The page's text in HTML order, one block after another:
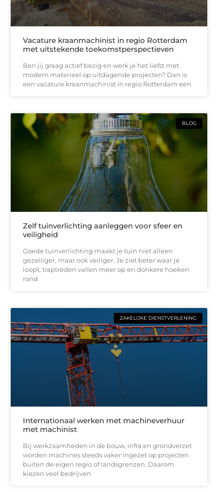
Vacature kraanmachinist in regio Rotterdam
met uitstekende toekomstperspectieven
Ben jij graag actief bezig en werk je het liefst met
modern materieel op uitdagende projecten? Dan is
een vacature kraanmachinist in regio Rotterdam een
BLOG
Zelf tuinverlichting aanleggen voor sfeer en
veiligheid
Goede tuinverlichting maakt je tuin niet alleen
gezelliger, maar ook veiliger. Je ziet beter waar je
loopt, traptreden vallen meer op en donkere hoeken
rond
ZAKELIJKE DIENSTVERLENING
Internationaal werken met machineverhuur
met machinist
Bij werkzaamheden in de bouw, infra en grondverzet
worden machines steeds vaker ingezet op projecten
buiten de eigen regio of landsgrenzen. Daarom
kiezen veel bedrijven